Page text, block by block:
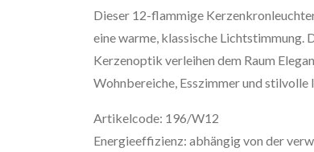
Dieser 12-flammige
eine warme, klassische Lichtstimmung.
Kerzenoptik verleihen dem Raum
Wohnbereiche, Esszimmer und stilvolle
Artikelcode: 196/W12
Energieeffizienz: abhängig von der